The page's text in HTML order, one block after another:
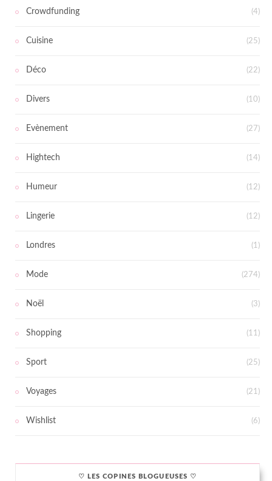
Crowdfunding (4)
Cuisine (25)
Déco (22)
Divers (10)
Evènement (27)
Hightech (14)
Humeur (12)
Lingerie (12)
Londres (1)
Mode (274)
Noël (3)
Shopping (11)
Sport (25)
Voyages (21)
Wishlist (6)
♡ LES COPINES BLOGUEUSES ♡